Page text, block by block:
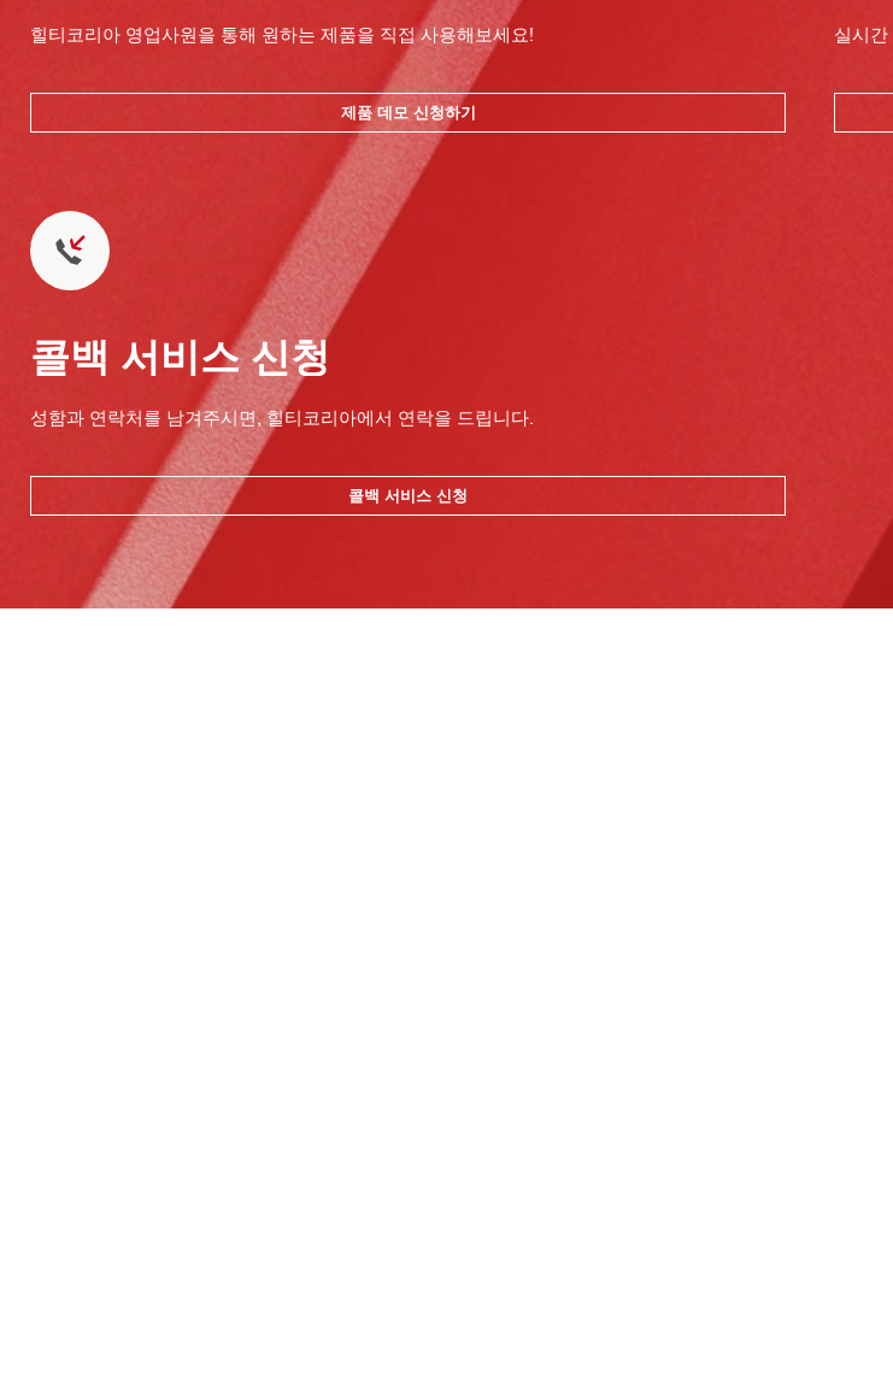
힐티코리아 영업사원을 통해 원하는 제품을 직접 사용해보세요!
제품 데모 신청하기
실시간
콜백 서비스 신청
성함과 연락처를 남겨주시면, 힐티코리아에서 연락을 드립니다.
콜백 서비스 신청